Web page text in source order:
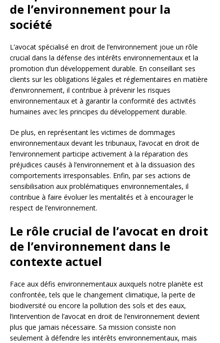
de l’environnement pour la
société
L’avocat spécialisé en droit de l’environnement joue un rôle
crucial dans la défense des intérêts environnementaux et la
promotion d’un développement durable. En conseillant ses
clients sur les obligations légales et réglementaires en matière
d’environnement, il contribue à prévenir les risques
environnementaux et à garantir la conformité des activités
humaines avec les principes du développement durable.
De plus, en représentant les victimes de dommages
environnementaux devant les tribunaux, l’avocat en droit de
l’environnement participe activement à la réparation des
préjudices causés à l’environnement et à la dissuasion des
comportements irresponsables. Enfin, par ses actions de
sensibilisation aux problématiques environnementales, il
contribue à faire évoluer les mentalités et à encourager le
respect de l’environnement.
Le rôle crucial de l’avocat en droit
de l’environnement dans le
contexte actuel
Face aux défis environnementaux auxquels notre planète est
confrontée, tels que le changement climatique, la perte de
biodiversité ou encore la pollution des sols et des eaux,
l’intervention de l’avocat en droit de l’environnement devient
plus que jamais nécessaire. Sa mission consiste non
seulement à défendre les intérêts environnementaux, mais